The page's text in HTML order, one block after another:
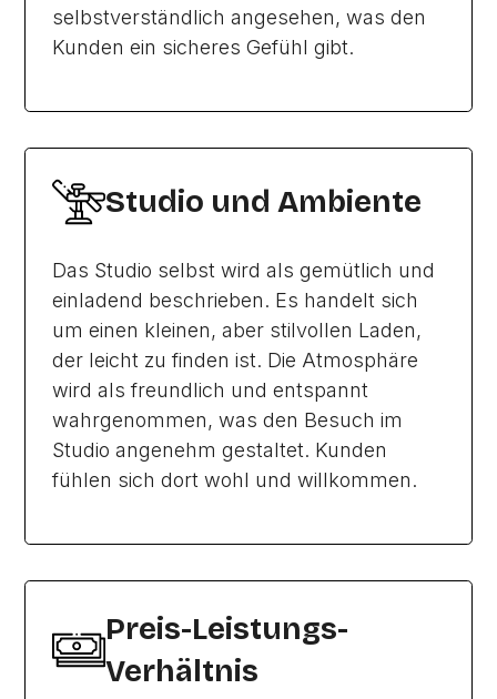
selbstverständlich angesehen, was den
Kunden ein sicheres Gefühl gibt.
Studio und Ambiente
Das Studio selbst wird als gemütlich und
einladend beschrieben. Es handelt sich
um einen kleinen, aber stilvollen Laden,
der leicht zu finden ist. Die Atmosphäre
wird als freundlich und entspannt
wahrgenommen, was den Besuch im
Studio angenehm gestaltet. Kunden
fühlen sich dort wohl und willkommen.
Preis-Leistungs-
Verhältnis